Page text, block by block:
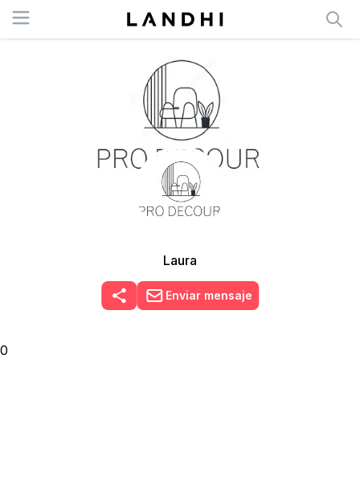
Open menu
Laura
Enviar mensaje
0